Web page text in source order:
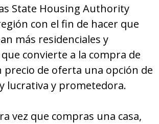
State Housing Authority
con el fin de hacer que
más residenciales y
convierte a la compra de
precio de oferta una opción de
lucrativa y prometedora.
vez que compras una casa,